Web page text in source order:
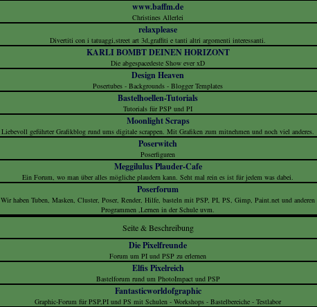
www.baffm.de
Christines Allerlei
relaxplease
Divertiti con i tatuaggi,street art 3d,graffiti e tanti altri argomenti interessanti.
KARLI BOMBT DEINEN HORIZONT
Die abgespacedeste Show ever xD
Design Heaven
Posertubes - Backgrounds - Blogger Templates
Bastelhoellen-Tutorials
Tutorials für PSP und PI
Moonlight Scraps
Liebevoll geführter Grafikblog rund ums digitale scrappen. Mit Grafiken zum mitnehmen und noch viel anderes.
Poserwitch
Poserfiguren
Meggilulus Plauder-Cafe
Ein Forum, wo man über alles mögliche plaudern kann. Seht mal rein es ist für jedem was dabei.
Poserforum
Wir haben Tuben, Masken, Cluster, Poser, Render, Hilfe, basteln mit PSP, PI, PS, Gimp, Paint.net und anderen
Programmen ,Lernen in der Schule uvm.
Seite & Beschreibung
Die Pixelfreunde
Forum um PI und PSP zu erlernen
Elfis Pixelreich
Bastelforum rund um PhotoImpact und PSP
Fantasticworldofgraphic
Graphic-Forum für PSP,PI und PS mit Schulen - Workshops - Bastelbereiche - Testlabor